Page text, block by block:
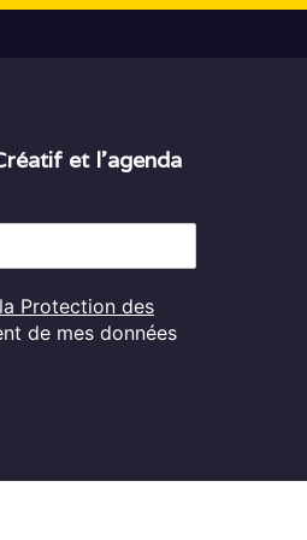
et l’agenda
Protection des
de mes données